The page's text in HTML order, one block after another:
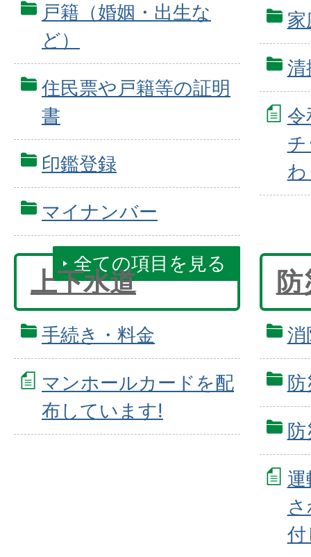
戸籍（婚姻・出生な
ど）
住民票や戸籍等の証明
書
印鑑登録
マイナンバー
全ての項目を見る
清
令
上下水道
手続き・料金
マンホールカードを配
布しています!
消
防
防